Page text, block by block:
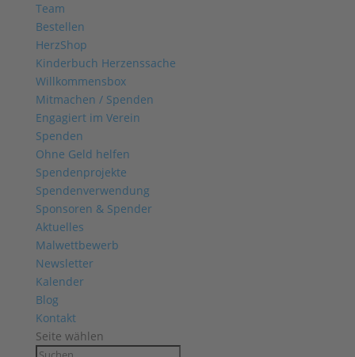
Team
Bestellen
HerzShop
Kinderbuch Herzenssache
Willkommensbox
Mitmachen / Spenden
Engagiert im Verein
Spenden
Ohne Geld helfen
Spendenprojekte
Spendenverwendung
Sponsoren & Spender
Aktuelles
Malwettbewerb
Newsletter
Kalender
Blog
Kontakt
Seite wählen